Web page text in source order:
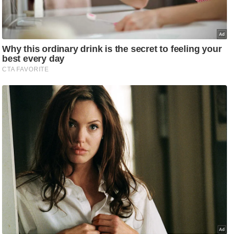
न
स्थ
फि
ट
त्रा
रि
ले
श
न
शि
प
रा
ज